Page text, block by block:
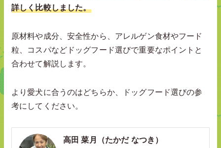
詳しく比較しました。
原材料や成分、安全性から、アレルゲン食材やフード
粒、コスパなどドッグフード選びで重要なポイントと
合わせて解説します。
より愛犬に合うのはどちらか、ドッグフード選びの参
考にしてください。
高田 菜月（たかだ なつき）